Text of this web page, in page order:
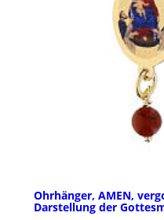
Ohrhänger, AMEN,
Darstellung der